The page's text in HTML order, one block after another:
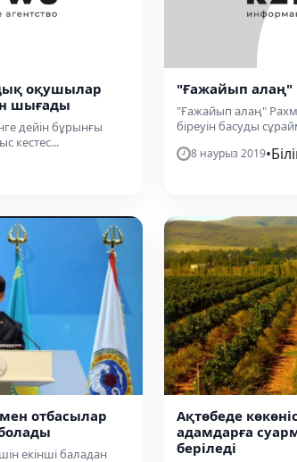
оқушылар
шығады
дейін бұрынғы
кестес...
"Ғажайып алаң"
"Ғажайып алаң"
біреуін басуды
8 наурыз 2019•
отбасылар
екінші баладан
Ақтөбеде
адамдарға
беріледі